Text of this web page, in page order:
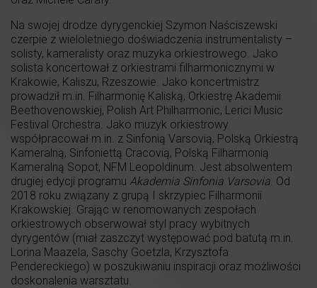
Na swojej drodze dyrygenckiej Szymon Naściszewski
czerpie z wieloletniego doświadczenia instrumentalisty –
solisty, kameralisty oraz muzyka orkiestrowego. Jako
solista koncertował z orkiestrami filharmonicznymi w
Krakowie, Kaliszu, Rzeszowie. Jako koncertmistrz
prowadził m.in. Filharmonię Kaliską, Orkiestrę Akademii
Beethovenowskiej, Polish Art Philharmonic, Lerici Music
Festival Orchestra. Jako muzyk orkiestrowy
współpracował m.in. z Sinfonią Varsovią, Polską Orkiestrą
Kameralną, Sinfoniettą Cracovią, Polską Filharmonią
Kameralną Sopot, NFM Leopoldinum. Jest absolwentem
drugiej edycji programu Akademia Sinfonia Varsovia. Od
2018 roku związany z grupą I skrzypiec Filharmonii
Krakowskiej. Grając w renomowanych zespołach
orkiestrowych obserwował styl pracy wybitnych
dyrygentów (miał zaszczyt występować pod batutą m.in.
Lorina Maazela, Saschy Goetzla, Krzysztofa
Pendereckiego) w poszukiwaniu inspiracji oraz możliwości
doskonalenia warsztatu.